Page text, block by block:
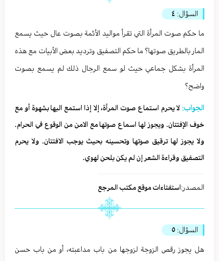
السؤال: ٤
ما حكم صوت المرأة التي تقرأ مواليد الأئمة بصوت عال حيث يسمع
المار بالطريق صوتها؟ ما حكم التصفيق وترديد بعض الأبيات مع هذه
المرأة بشكل جماعي حيث لو سمع الرجال ذلك لم يسمع بصوت
واضح؟
الجواب: لا يحرم استماع صوت المرأة، إلا إذا استمع اليها بشهوة أو مع
خوف الإفتتان. ويجوز لها اسماع صوتها مع الامن من الوقوع في الحرام.
ولا يجوز لها ترقيق صوتها وتحسينه بحيث يوجب الافتتان. ولا يحرم
التصفيق وقراءة الشعر إن لم يكن بلحن لهوي.
المصدر:استفتاءات موقع مكتب المرجع
السؤال: ٥
هل يجوز رقص الزوجة لزوجها من باب مداعبته، أو من باب حسن